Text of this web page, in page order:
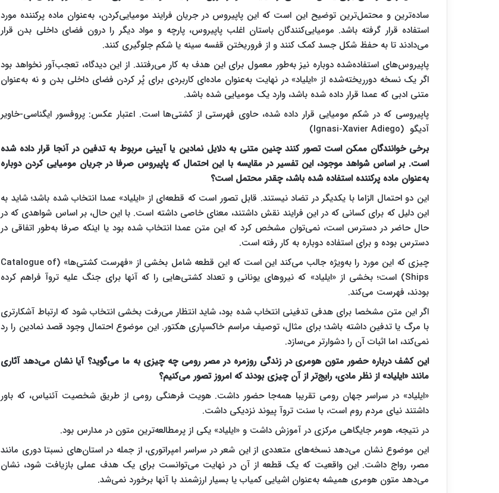
ساده‌ترین و محتمل‌ترین توضیح این است که این پاپیروس در جریان فرایند مومیایی‌کردن، به‌عنوان ماده پرکننده مورد
استفاده قرار گرفته باشد. مومیایی‌کنندگان باستان اغلب پاپیروس، پارچه و مواد دیگر را درون فضای داخلی بدن قرار
می‌دادند تا به حفظ شکل جسد کمک کنند و از فروریختن قفسه سینه یا شکم جلوگیری کنند.
پاپیروس‌های استفاده‌شده دوباره نیز به‌طور معمول برای این هدف به کار می‌رفتند. از این دیدگاه، تعجب‌آور نخواهد بود
اگر یک نسخه دورریخته‌شده از «ایلیاد» در نهایت به‌عنوان ماده‌ای کاربردی برای پُر کردن فضای داخلی بدن و نه به‌عنوان
متنی ادبی که عمدا قرار داده شده باشد، وارد یک مومیایی شده باشد.
پاپیروسی که در شکم مومیایی قرار داده شده، حاوی فهرستی از کشتی‌ها است. اعتبار عکس: پروفسور ایگناسی-خاویر
آدیگو (Ignasi-Xavier Adiego)
برخی خوانندگان ممکن است تصور کنند چنین متنی به دلایل نمادین یا آیینی مربوط به تدفین در آنجا قرار داده شده
است. بر اساس شواهد موجود، این تفسیر در مقایسه با این احتمال که پاپیروس صرفا در جریان مومیایی کردن دوباره
به‌عنوان ماده پرکننده استفاده شده باشد، چقدر محتمل است؟
این دو احتمال الزاما با یکدیگر در تضاد نیستند. قابل تصور است که قطعه‌ای از «ایلیاد» عمدا انتخاب شده باشد؛ شاید به
این دلیل که برای کسانی که در این فرایند نقش داشتند، معنای خاصی داشته است. با این حال، بر اساس شواهدی که در
حال حاضر در دسترس است، نمی‌توان مشخص کرد که این متن عمدا انتخاب شده بود یا اینکه صرفا به‌طور اتفاقی در
دسترس بوده و برای استفاده دوباره به کار رفته است.
چیزی که این مورد را به‌ویژه جالب می‌کند این است که این قطعه شامل بخشی از «فهرست کشتی‌ها» (Catalogue of
Ships) است؛ بخشی از «ایلیاد» که نیرو‌های یونانی و تعداد کشتی‌هایی را که آنها برای جنگ علیه تروآ فراهم کرده
بودند، فهرست می‌کند.
اگر این متن مشخصا برای هدفی تدفینی انتخاب شده بود، شاید انتظار می‌رفت بخشی انتخاب شود که ارتباط آشکارتری
با مرگ یا تدفین داشته باشد؛ برای مثال، توصیف مراسم خاکسپاری هکتور. این موضوع احتمال وجود قصد نمادین را رد
نمی‌کند، اما اثبات آن را دشوارتر می‌سازد.
این کشف درباره حضور متون هومری در زندگی روزمره در مصر رومی چه چیزی به ما می‌گوید؟ آیا نشان می‌دهد آثاری
مانند «ایلیاد» از نظر مادی، رایج‌تر از آن چیزی بودند که امروز تصور می‌کنیم؟
«ایلیاد» در سراسر جهان رومی تقریبا همه‌جا حضور داشت. هویت فرهنگی رومی از طریق شخصیت آئنیاس، که باور
داشتند نیای مردم روم است، با سنت تروآ پیوند نزدیکی داشت.
در نتیجه، هومر جایگاهی مرکزی در آموزش داشت و «ایلیاد» یکی از پرمطالعه‌ترین متون در مدارس بود.
این موضوع نشان می‌دهد نسخه‌های متعددی از این شعر در سراسر امپراتوری، از جمله در استان‌های نسبتا دوری مانند
مصر، رواج داشت. این واقعیت که یک قطعه از آن در نهایت می‌توانست برای یک هدف عملی بازیافت شود، نشان
می‌دهد متون هومری همیشه به‌عنوان اشیایی کمیاب یا بسیار ارزشمند با آنها برخورد نمی‌شد.